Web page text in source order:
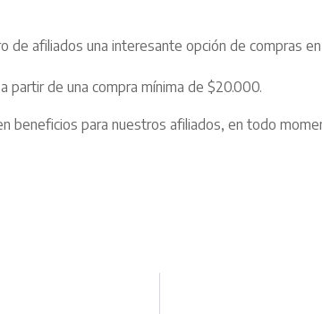
de afiliados una interesante opción de compras
de una compra mínima de $20.000.
beneficios para nuestros afiliados, en todo